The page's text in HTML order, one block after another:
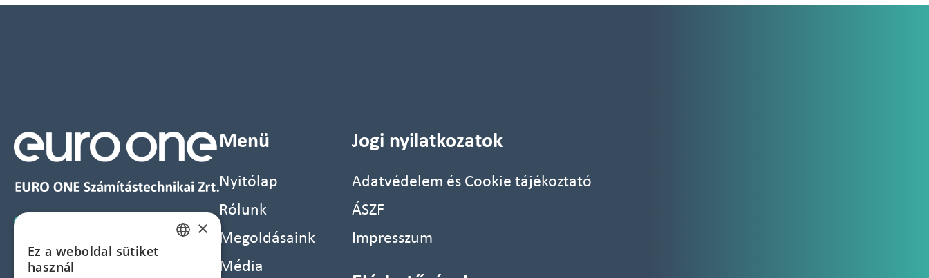
Menü
Nyitólap
Rólunk
Megoldásaink
Média
Jogi nyilatkozatok
Adatvédelem és Cookie tájékoztató
ÁSZF
Impresszum
×
Ez a weboldal sütiket
használ